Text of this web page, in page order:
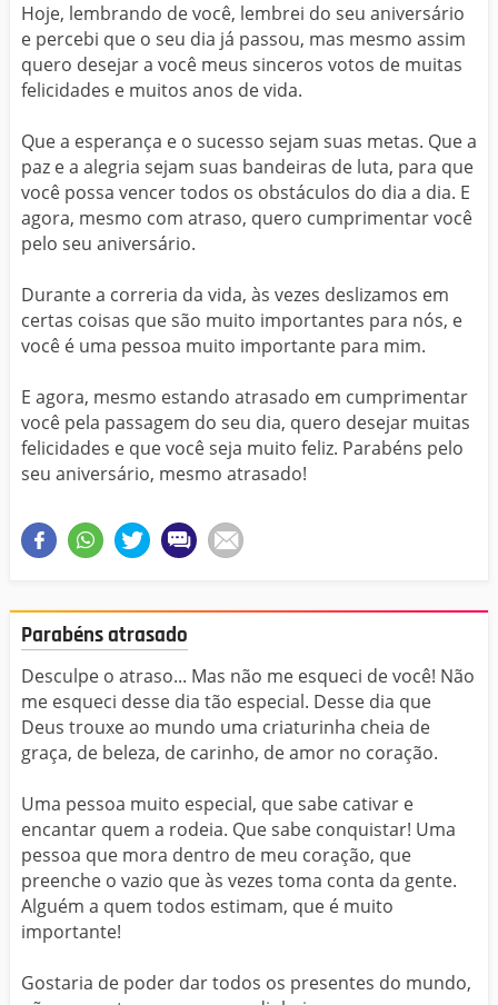
Hoje, lembrando de você, lembrei do seu aniversário
e percebi que o seu dia já passou, mas mesmo assim
quero desejar a você meus sinceros votos de muitas
felicidades e muitos anos de vida.
Que a esperança e o sucesso sejam suas metas. Que a
paz e a alegria sejam suas bandeiras de luta, para que
você possa vencer todos os obstáculos do dia a dia. E
agora, mesmo com atraso, quero cumprimentar você
pelo seu aniversário.
Durante a correria da vida, às vezes deslizamos em
certas coisas que são muito importantes para nós, e
você é uma pessoa muito importante para mim.
E agora, mesmo estando atrasado em cumprimentar
você pela passagem do seu dia, quero desejar muitas
felicidades e que você seja muito feliz. Parabéns pelo
seu aniversário, mesmo atrasado!
Parabéns atrasado
Desculpe o atraso... Mas não me esqueci de você! Não
me esqueci desse dia tão especial. Desse dia que
Deus trouxe ao mundo uma criaturinha cheia de
graça, de beleza, de carinho, de amor no coração.
Uma pessoa muito especial, que sabe cativar e
encantar quem a rodeia. Que sabe conquistar! Uma
pessoa que mora dentro de meu coração, que
preenche o vazio que às vezes toma conta da gente.
Alguém a quem todos estimam, que é muito
importante!
Gostaria de poder dar todos os presentes do mundo,